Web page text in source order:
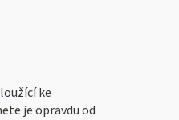
ke
je opravdu od